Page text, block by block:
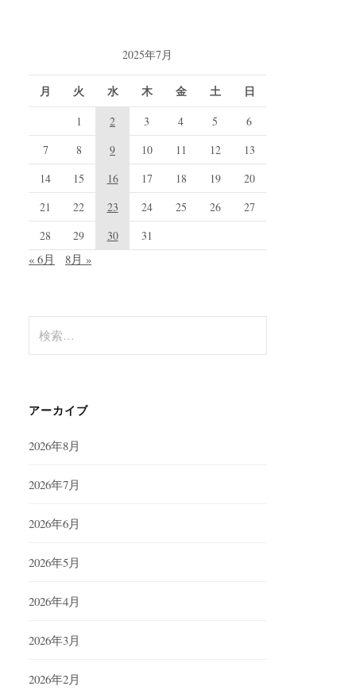
2025年7月
月 火 水 木 金 土 日
1 2 3 4 5
6
7
8 9 10 11 12
13
14
15 16 17 18 19
20
21
22 23 24 25 26
27
28
29 30 31
« 6月 8月 »
索:
アーカイブ
2026年8月
2026年7月
2026年6月
2026年5月
2026年4月
2026年3月
2026年2月